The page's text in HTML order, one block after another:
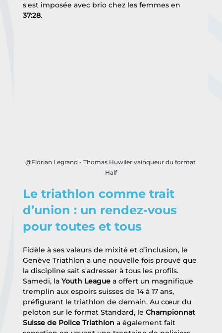
s'est imposée avec brio chez les femmes en
37:28.
@Florian Legrand - Thomas Huwiler vainqueur du format
Half
Le triathlon comme trait
d’union : un rendez-vous
pour toutes et tous
Fidèle à ses valeurs de mixité et d’inclusion, le
Genève Triathlon a une nouvelle fois prouvé que
la discipline sait s'adresser à tous les profils.
Samedi, la Youth League a offert un magnifique
tremplin aux espoirs suisses de 14 à 17 ans,
préfigurant le triathlon de demain. Au cœur du
peloton sur le format Standard, le Championnat
Suisse de Police Triathlon a également fait